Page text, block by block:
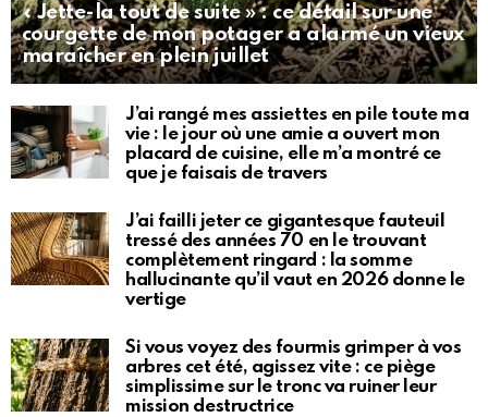
« Jette-la tout de suite » : ce détail sur une
courgette de mon potager a alarmé un vieux
maraîcher en plein juillet
J’ai rangé mes assiettes en pile toute ma
vie : le jour où une amie a ouvert mon
placard de cuisine, elle m’a montré ce
que je faisais de travers
J’ai failli jeter ce gigantesque fauteuil
tressé des années 70 en le trouvant
complètement ringard : la somme
hallucinante qu’il vaut en 2026 donne le
vertige
Si vous voyez des fourmis grimper à vos
arbres cet été, agissez vite : ce piège
simplissime sur le tronc va ruiner leur
mission destructrice